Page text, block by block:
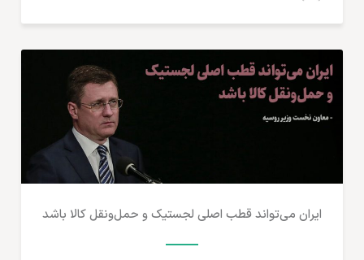
ایران می‌تواند قطب اصلی لجستیک و حمل‌ونقل کالا باشد